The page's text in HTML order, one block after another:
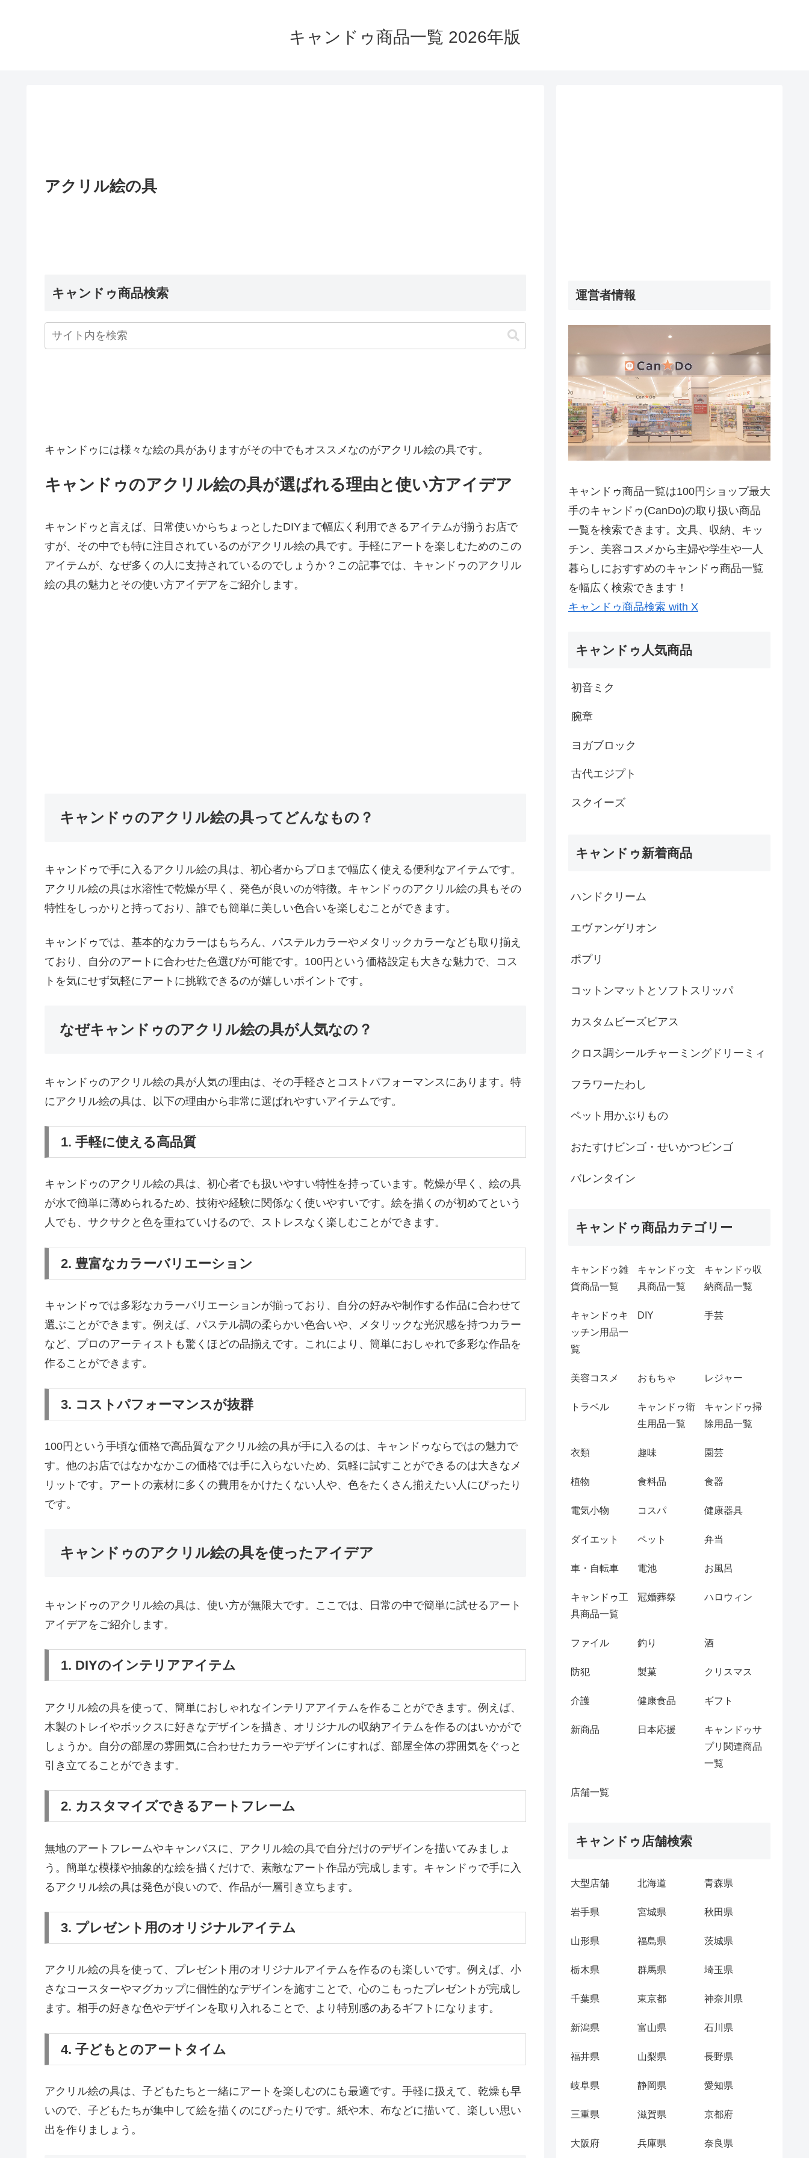
キャンドゥ商品一覧 2026年版
アクリル絵の具
キャンドゥ商品検索
キャンドゥには様々な絵の具がありますがその中でもオススメなのがアクリル絵の具です。
キャンドゥのアクリル絵の具が選ばれる理由と使い方アイデア
キャンドゥと言えば、日常使いからちょっとしたDIYまで幅広く利用できるアイテムが揃うお店で
すが、その中でも特に注目されているのがアクリル絵の具です。手軽にアートを楽しむためのこの
アイテムが、なぜ多くの人に支持されているのでしょうか？この記事では、キャンドゥのアクリル
絵の具の魅力とその使い方アイデアをご紹介します。
キャンドゥのアクリル絵の具ってどんなもの？
キャンドゥで手に入るアクリル絵の具は、初心者からプロまで幅広く使える便利なアイテムです。
アクリル絵の具は水溶性で乾燥が早く、発色が良いのが特徴。キャンドゥのアクリル絵の具もその
特性をしっかりと持っており、誰でも簡単に美しい色合いを楽しむことができます。
キャンドゥでは、基本的なカラーはもちろん、パステルカラーやメタリックカラーなども取り揃え
ており、自分のアートに合わせた色選びが可能です。100円という価格設定も大きな魅力で、コス
トを気にせず気軽にアートに挑戦できるのが嬉しいポイントです。
なぜキャンドゥのアクリル絵の具が人気なの？
キャンドゥのアクリル絵の具が人気の理由は、その手軽さとコストパフォーマンスにあります。特
にアクリル絵の具は、以下の理由から非常に選ばれやすいアイテムです。
1. 手軽に使える高品質
キャンドゥのアクリル絵の具は、初心者でも扱いやすい特性を持っています。乾燥が早く、絵の具
が水で簡単に薄められるため、技術や経験に関係なく使いやすいです。絵を描くのが初めてという
人でも、サクサクと色を重ねていけるので、ストレスなく楽しむことができます。
2. 豊富なカラーバリエーション
キャンドゥでは多彩なカラーバリエーションが揃っており、自分の好みや制作する作品に合わせて
選ぶことができます。例えば、パステル調の柔らかい色合いや、メタリックな光沢感を持つカラー
など、プロのアーティストも驚くほどの品揃えです。これにより、簡単におしゃれで多彩な作品を
作ることができます。
3. コストパフォーマンスが抜群
100円という手頃な価格で高品質なアクリル絵の具が手に入るのは、キャンドゥならではの魅力で
す。他のお店ではなかなかこの価格では手に入らないため、気軽に試すことができるのは大きなメ
リットです。アートの素材に多くの費用をかけたくない人や、色をたくさん揃えたい人にぴったり
です。
キャンドゥのアクリル絵の具を使ったアイデア
キャンドゥのアクリル絵の具は、使い方が無限大です。ここでは、日常の中で簡単に試せるアート
アイデアをご紹介します。
1. DIYのインテリアアイテム
アクリル絵の具を使って、簡単におしゃれなインテリアアイテムを作ることができます。例えば、
木製のトレイやボックスに好きなデザインを描き、オリジナルの収納アイテムを作るのはいかがで
しょうか。自分の部屋の雰囲気に合わせたカラーやデザインにすれば、部屋全体の雰囲気をぐっと
引き立てることができます。
2. カスタマイズできるアートフレーム
無地のアートフレームやキャンバスに、アクリル絵の具で自分だけのデザインを描いてみましょ
う。簡単な模様や抽象的な絵を描くだけで、素敵なアート作品が完成します。キャンドゥで手に入
るアクリル絵の具は発色が良いので、作品が一層引き立ちます。
3. プレゼント用のオリジナルアイテム
アクリル絵の具を使って、プレゼント用のオリジナルアイテムを作るのも楽しいです。例えば、小
さなコースターやマグカップに個性的なデザインを施すことで、心のこもったプレゼントが完成し
ます。相手の好きな色やデザインを取り入れることで、より特別感のあるギフトになります。
4. 子どもとのアートタイム
アクリル絵の具は、子どもたちと一緒にアートを楽しむのにも最適です。手軽に扱えて、乾燥も早
いので、子どもたちが集中して絵を描くのにぴったりです。紙や木、布などに描いて、楽しい思い
出を作りましょう。
運営者情報
キャンドゥ商品一覧は100円ショップ最大
手のキャンドゥ(CanDo)の取り扱い商品
一覧を検索できます。文具、収納、キッ
チン、美容コスメから主婦や学生や一人
暮らしにおすすめのキャンドゥ商品一覧
を幅広く検索できます！
キャンドゥ商品検索 with X
キャンドゥ人気商品
初音ミク
腕章
ヨガブロック
古代エジプト
スクイーズ
キャンドゥ新着商品
ハンドクリーム
エヴァンゲリオン
ポプリ
コットンマットとソフトスリッパ
カスタムビーズピアス
クロス調シールチャーミングドリーミィ
フラワーたわし
ペット用かぶりもの
おたすけビンゴ・せいかつビンゴ
バレンタイン
キャンドゥ商品カテゴリー
キャンドゥ雑
貨商品一覧
キャンドゥ文
具商品一覧
キャンドゥ収
納商品一覧
キャンドゥキ
ッチン用品一
覧
DIY 手芸
美容コスメ おもちゃ レジャー
トラベル
キャンドゥ衛
生用品一覧
キャンドゥ掃
除用品一覧
衣類 趣味 園芸
植物 食料品 食器
電気小物 コスパ 健康器具
ダイエット ペット 弁当
車・自転車 電池 お風呂
キャンドゥ工
具商品一覧
冠婚葬祭 ハロウィン
ファイル 釣り 酒
防犯 製菓 クリスマス
介護 健康食品 ギフト
新商品 日本応援
キャンドゥサ
プリ関連商品
一覧
店舗一覧
キャンドゥ店舗検索
大型店舗 北海道 青森県
岩手県 宮城県 秋田県
山形県 福島県 茨城県
栃木県 群馬県 埼玉県
千葉県 東京都 神奈川県
新潟県 富山県 石川県
福井県 山梨県 長野県
岐阜県 静岡県 愛知県
三重県 滋賀県 京都府
大阪府 兵庫県 奈良県